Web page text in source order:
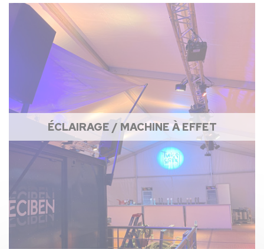
ÉCLAIRAGE / MACHINE À EFFET